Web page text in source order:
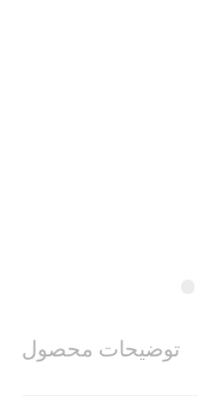
توضیحات محصول